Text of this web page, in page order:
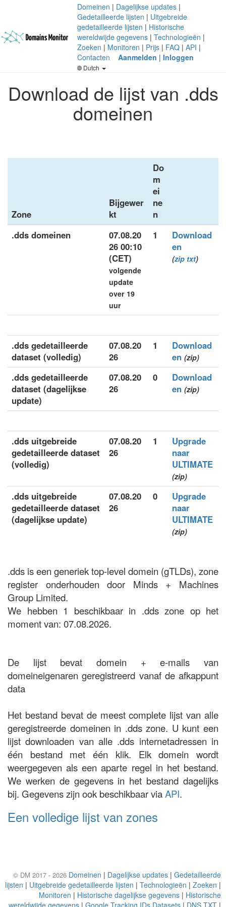
Domeinen | Dagelijkse updates |
Gedetailleerde lijsten | Uitgebreide
gedetailleerde lijsten | Historische
wereldwijde gegevens | Technologieën |
Zoeken | Monitoren | Prijs | FAQ | API |
Contacten
Aanmelden | Inloggen
Dutch
Download de lijst van .dds
domeinen
Zone
Bijgewer
kt
Do
m
ei
ne
n
.dds domeinen
07.08.20
26 00:10
(CET)
volgende
update
over 19
uur
1
Download
en
(zip txt)
.dds gedetailleerde
dataset (volledig)
07.08.20
26
1
Download
en (zip)
.dds gedetailleerde
dataset (dagelijkse
update)
07.08.20
26
0
Download
en (zip)
.dds uitgebreide
gedetailleerde dataset
(volledig)
07.08.20
26
1
Upgrade
naar
ULTIMATE
(zip)
.dds uitgebreide
gedetailleerde dataset
(dagelijkse update)
07.08.20
26
0
Upgrade
naar
ULTIMATE
(zip)
.dds is een generiek top-level domein (gTLDs), zone
register onderhouden door Minds + Machines
Group Limited.
We hebben 1 beschikbaar in .dds zone op het
moment van: 07.08.2026.
De lijst bevat domein + e-mails van
domeineigenaren geregistreerd vanaf de afkappunt
data
Het bestand bevat de meest complete lijst van alle
geregistreerde domeinen in .dds zone. U kunt een
lijst downloaden van alle .dds internetadressen in
één bestand met één klik. Elk domein wordt
weergegeven als een aparte regel in het bestand.
We werken de gegevens in het bestand dagelijks
bij. Gegevens zijn ook beschikbaar viaAPI.
Een volledige lijst van zones
© DM 2017 - 2026 Domeinen | Dagelijkse updates | Gedetailleerde
lijsten | Uitgebreide gedetailleerde lijsten | Technologieën | Zoeken |
Monitoren | Historische dagelijkse gegevens | Historische
wereldwijde gegevens | Google Tracking IDs Datasets | DNS TXT |